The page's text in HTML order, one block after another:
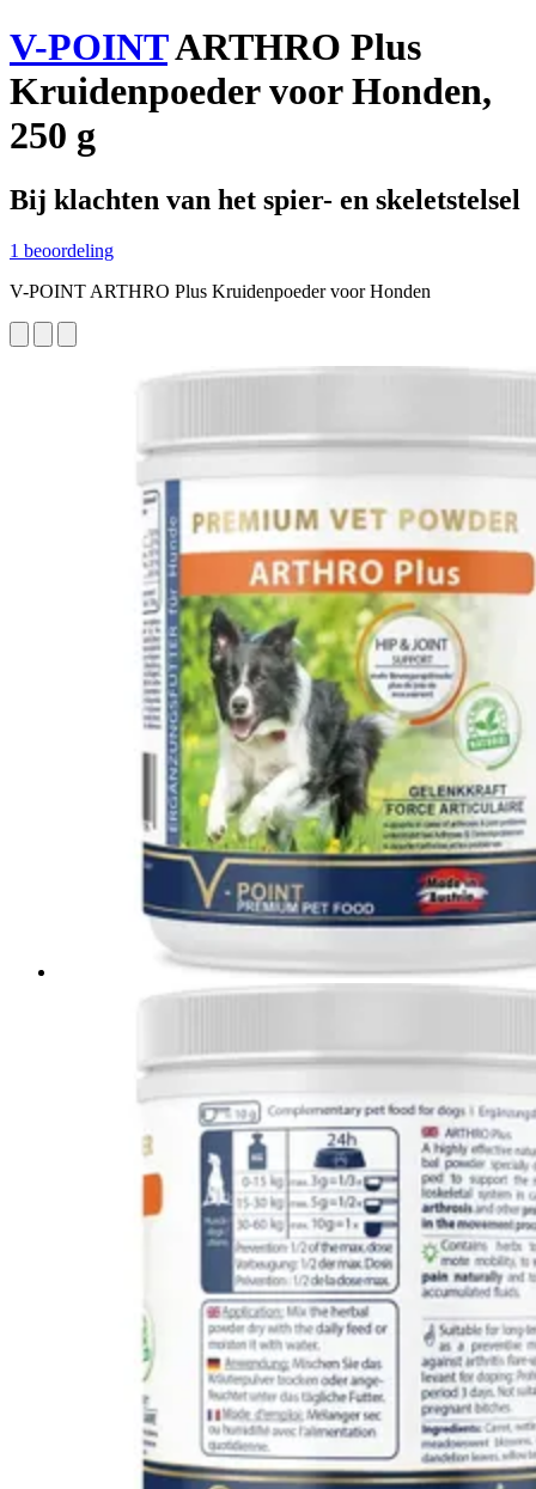
V-POINTARTHRO Plus
Kruidenpoeder voor Honden,
250 g
Bij klachten van het spier- en skeletstelsel
1 beoordeling
V-POINT ARTHRO Plus Kruidenpoeder voor Honden